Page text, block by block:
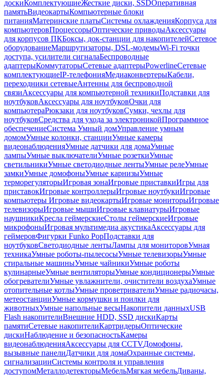
доскиКомплектующиеЖесткие диски, SSDОперативная
памятьВидеокартыКомпьютерные блоки
питанияМатеринские платыСистемы охлажденияКорпуса для
компьютеровПроцессорыОптические приводыАксессуары
для корпусов ПКБоксы, док-станции для накопителейСетевое
оборудованиеМаршрутизаторы, DSL-модемыWi-Fi точки
доступа, усилители сигналаБеспроводные
адаптерыКоммутаторыСетевые адаптерыPowerlineСетевые
комплектующиеIP-телефонияМедиаконвертерыКабели,
переходники сетевыеАнтенны для беспроводной
связиАксессуары для компьютерной техникиПодставки для
ноутбуковАксессуары для ноутбуковОчки для
компьютераРюкзаки для ноутбуковСумки, чехлы для
ноутбуковСредства для ухода за электроникойПрограммное
обеспечениеСистема Умный домУправление умным
домомУмные колонки, станцииУмные камеры
видеонаблюденияУмные датчики для домаУмные
лампыУмные выключателиУмные розеткиУмные
светильникиУмные светодиодные лентыУмные релеУмные
замкиУмные домофоныУмные карнизыУмные
терморегуляторыИгровая зонаИгровые приставкиИгры для
приставокИгровые контроллерыИгровые ноутбукиИгровые
компьютеры Игровые видеокартыИгровые мониторыИгровые
телевизорыИгровые мышиИгровые клавиатурыИгровые
наушникиКресла геймерскиеСтолы геймерскиеИгровые
микрофоныИгровая мультимедиа акустикаАксессуары для
геймеровФигурки Funko PopПодставки для
ноутбуковСветодиодные лентыЛампы для мониторовУмная
техникаУмные роботы-пылесосыУмные телевизорыУмные
стиральные машиныУмные чайникиУмные роботы
кулинарныеУмные вентиляторыУмные кондиционерыУмные
обогревателиУмные увлажнители, очистители воздухаУмные
отопительные котлыУмные проветривателиУмные радиочасы,
метеостанцииУмные кормушки и поилки для
животныхУмные напольные весыНакопители данныхUSB
Flash накопителиВнешние HDD, SSD дискиКарты
памятиСетевые накопителиКартридерыОптические
дискиНаблюдение и безопасностьКамеры
видеонаблюденияАксессуары для CCTVДомофоны,
вызывные панелиДатчики для домаОхранные системы,
сигнализацииСистемы контроля и управления
доступомМеталлодетекторыМебельМягкая мебельДиваны,